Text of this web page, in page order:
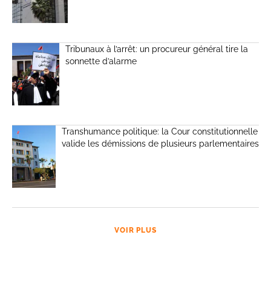
Tribunaux à l’arrêt: un procureur général tire la
sonnette d’alarme
Transhumance politique: la Cour constitutionnelle
valide les démissions de plusieurs parlementaires
VOIR PLUS